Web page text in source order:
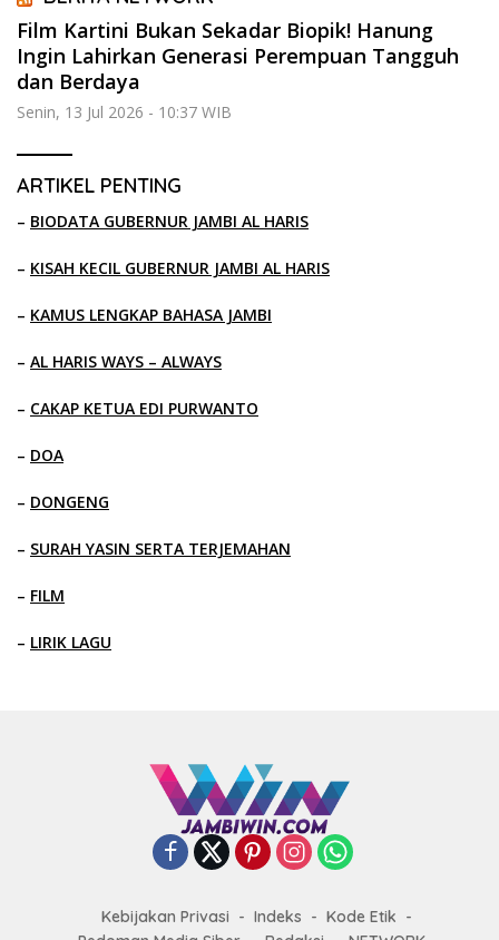
Film Kartini Bukan Sekadar Biopik! Hanung
Ingin Lahirkan Generasi Perempuan Tangguh
dan Berdaya
Senin, 13 Jul 2026 - 10:37 WIB
ARTIKEL PENTING
– BIODATA GUBERNUR JAMBI AL HARIS
– KISAH KECIL GUBERNUR JAMBI AL HARIS
– KAMUS LENGKAP BAHASA JAMBI
– AL HARIS WAYS – ALWAYS
– CAKAP KETUA EDI PURWANTO
– DOA
– DONGENG
– SURAH YASIN SERTA TERJEMAHAN
– FILM
– LIRIK LAGU
Kebijakan Privasi Indeks
Kode Etik